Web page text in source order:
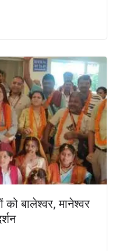
को बालेश्वर, मानेश्वर